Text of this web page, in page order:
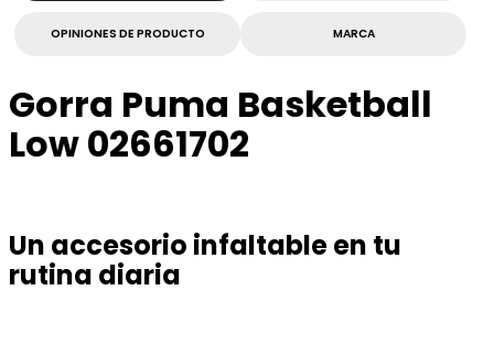
OPINIONES DE PRODUCTO MARCA
Gorra Puma Basketball
Low 02661702
Un accesorio infaltable en tu
rutina diaria